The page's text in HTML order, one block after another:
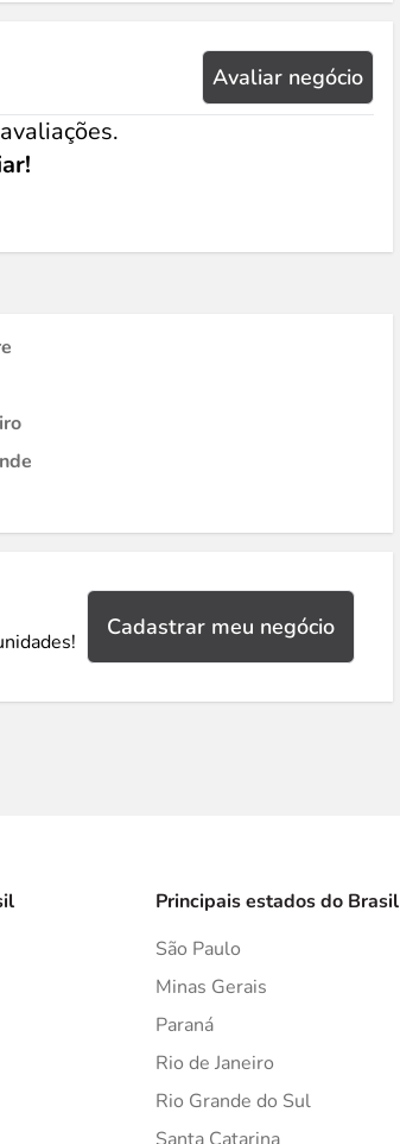
Avaliar negócio
Cadastrar meu negócio
Principais estados do Brasil
São Paulo
Minas Gerais
Paraná
Rio de Janeiro
Rio Grande do Sul